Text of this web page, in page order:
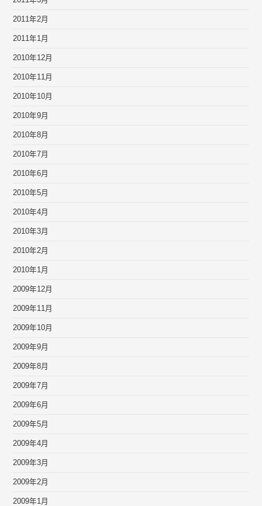
2011年2月
2011年1月
2010年12月
2010年11月
2010年10月
2010年9月
2010年8月
2010年7月
2010年6月
2010年5月
2010年4月
2010年3月
2010年2月
2010年1月
2009年12月
2009年11月
2009年10月
2009年9月
2009年8月
2009年7月
2009年6月
2009年5月
2009年4月
2009年3月
2009年2月
2009年1月